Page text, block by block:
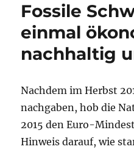
Fossile
einmal
nachhaltig
Nachdem im Herbst
nachgaben, hob die
2015 den Euro-
Hinweis darauf, wie